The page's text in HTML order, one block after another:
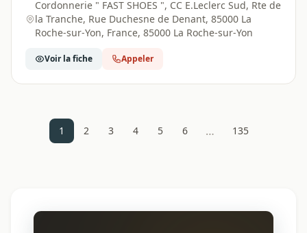
Cordonnerie " FAST SHOES ", CC E.Leclerc Sud, Rte de
la Tranche, Rue Duchesne de Denant, 85000 La
Roche-sur-Yon, France, 85000 La Roche-sur-Yon
Voir la fiche Appeler
1 2 3 4 5 6 … 135